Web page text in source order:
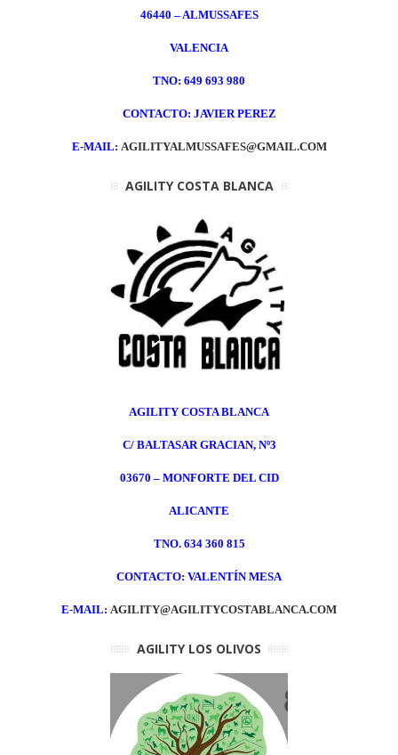
46440 – ALMUSSAFES
VALENCIA
TNO: 649 693 980
CONTACTO: JAVIER PEREZ
E-MAIL: AGILITYALMUSSAFES@GMAIL.COM
AGILITY COSTA BLANCA
AGILITY COSTA BLANCA
C/ BALTASAR GRACIAN, Nº3
03670 – MONFORTE DEL CID
ALICANTE
TNO. 634 360 815
CONTACTO: VALENTÍN MESA
E-MAIL: AGILITY@AGILITYCOSTABLANCA.COM
AGILITY LOS OLIVOS